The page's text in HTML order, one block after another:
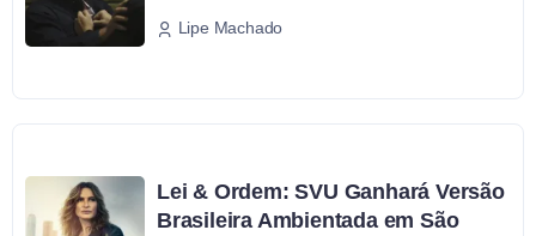
Lipe Machado
Lei & Ordem: SVU Ganhará Versão
Brasileira Ambientada em São